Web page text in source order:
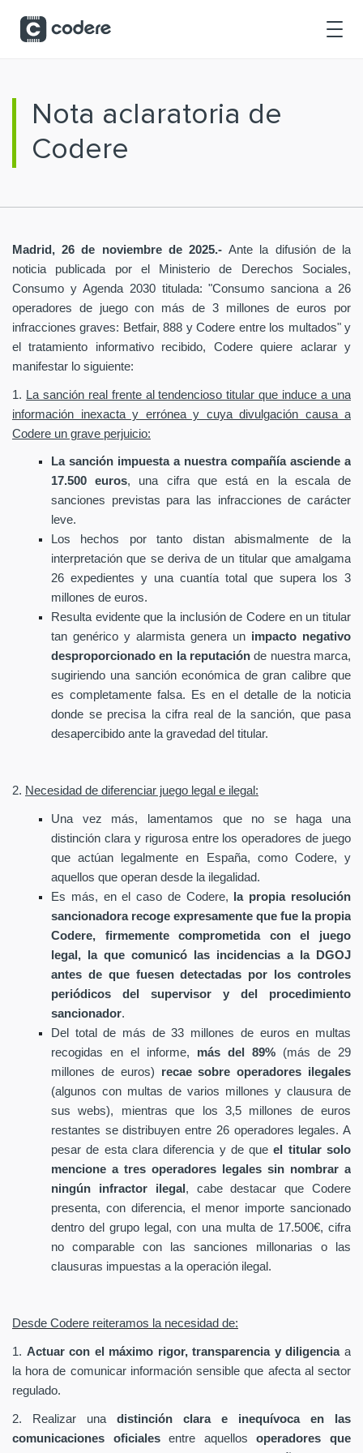
Nota aclaratoria de
Codere
Madrid, 26 de noviembre de 2025.-Ante la difusión de la
noticia publicada por el Ministerio de Derechos Sociales,
Consumo y Agenda 2030 titulada: "Consumo sanciona a 26
operadores de juego con más de 3 millones de euros por
infracciones graves: Betfair, 888 y Codere entre los multados" y
el tratamiento informativo recibido, Codere quiere aclarar y
manifestar lo siguiente:
1. La sanción real frente al tendencioso titular que induce a una
información inexacta y errónea y cuya divulgación causa a
Codere un grave perjuicio:
La sanción impuesta a nuestra compañía asciende a
17.500 euros, una cifra que está en la escala de
sanciones previstas para las infracciones de carácter
leve.
Los hechos por tanto distan abismalmente de la
interpretación que se deriva de un titular que amalgama
26 expedientes y una cuantía total que supera los 3
millones de euros.
Resulta evidente que la inclusión de Codere en un titular
tan genérico y alarmista genera un impacto negativo
desproporcionado en la reputación de nuestra marca,
sugiriendo una sanción económica de gran calibre que
es completamente falsa. Es en el detalle de la noticia
donde se precisa la cifra real de la sanción, que pasa
desapercibido ante la gravedad del titular.
2. Necesidad de diferenciar juego legal e ilegal:
Una vez más, lamentamos que no se haga una
distinción clara y rigurosa entre los operadores de juego
que actúan legalmente en España, como Codere, y
aquellos que operan desde la ilegalidad.
Es más, en el caso de Codere,
la propia resolución
sancionadora recoge expresamente que fue la propia
Codere, firmemente comprometida con el juego
legal, la que comunicó las incidencias a la DGOJ
antes de que fuesen detectadas por los controles
periódicos del supervisor y del procedimiento
sancionador.
Del total de más de 33 millones de euros en multas
recogidas en el informe, más del 89% (más de 29
millones de euros) recae sobre operadores ilegales
(algunos con multas de varios millones y clausura de
sus webs), mientras que los 3,5 millones de euros
restantes se distribuyen entre 26 operadores legales. A
pesar de esta clara diferencia y de queel titular solo
mencione a tres operadores legales sin nombrar a
ningún infractor ilegal , cabe destacar que Codere
presenta, con diferencia, el menor importe sancionado
dentro del grupo legal, con una multa de 17.500€, cifra
no comparable con las sanciones millonarias o las
clausuras impuestas a la operación ilegal.
Desde Codere reiteramos la necesidad de:
1. Actuar con el máximo rigor, transparencia y diligenciaa
la hora de comunicar información sensible que afecta al sector
regulado.
2. Realizar una distinción clara e inequívoca en las
comunicaciones oficialesentre aquellosoperadores que